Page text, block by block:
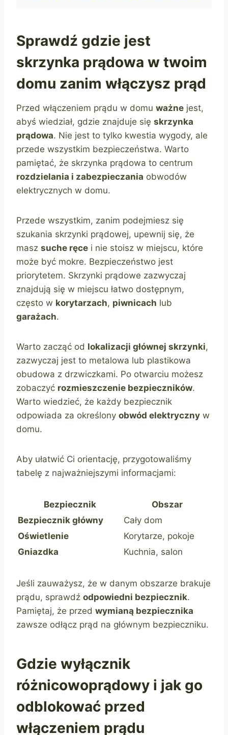
Sprawdź gdzie jest
skrzynka prądowa w twoim
domu zanim włączysz prąd
Przed włączeniem prądu w domu ważne jest,
abyś wiedział, gdzie znajduje się skrzynka
prądowa. Nie jest to tylko kwestia wygody, ale
przede wszystkim bezpieczeństwa. Warto
pamiętać, że skrzynka prądowa to centrum
rozdzielania i zabezpieczania obwodów
elektrycznych w domu.
Przede wszystkim, zanim podejmiesz się
szukania skrzynki prądowej, upewnij się, że
masz suche ręce i nie stoisz w miejscu, które
może być mokre. Bezpieczeństwo jest
priorytetem. Skrzynki prądowe zazwyczaj
znajdują się w miejscu łatwo dostępnym,
często w korytarzach, piwnicach lub
garażach.
Warto zacząć od lokalizacji głównej skrzynki,
zazwyczaj jest to metalowa lub plastikowa
obudowa z drzwiczkami. Po otwarciu możesz
zobaczyć rozmieszczenie bezpieczników.
Warto wiedzieć, że każdy bezpiecznik
odpowiada za określony obwód elektryczny w
domu.
Aby ułatwić Ci orientację, przygotowaliśmy
tabelę z najważniejszymi informacjami:
Bezpiecznik
Obszar
Bezpiecznik główny
Cały dom
Oświetlenie
Korytarze, pokoje
Gniazdka
Kuchnia, salon
Jeśli zauważysz, że w danym obszarze brakuje
prądu, sprawdź odpowiedni bezpiecznik.
Pamiętaj, że przed wymianą bezpiecznika
zawsze odłącz prąd na głównym bezpieczniku.
Gdzie wyłącznik
różnicowoprądowy i jak go
odblokować przed
włączeniem prądu